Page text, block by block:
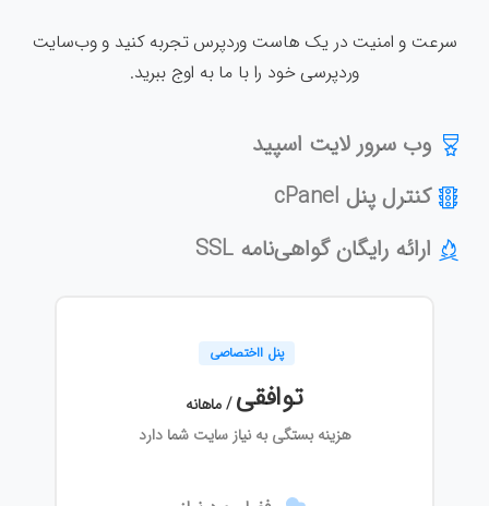
سرعت و امنیت در یک هاست وردپرس تجربه کنید و وب‌سایت
وردپرسی خود را با ما به اوج ببرید.
وب سرور لایت اسپید
کنترل پنل cPanel
ارائه رایگان گواهی‌نامه SSL
پنل ااختصاصی
توافقی/ ماهانه
هزینه بستگی به نیاز سایت شما دارد